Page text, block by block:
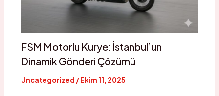
FSM Motorlu Kurye: İstanbul’un
Dinamik Gönderi Çözümü
Uncategorized /Ekim 11, 2025